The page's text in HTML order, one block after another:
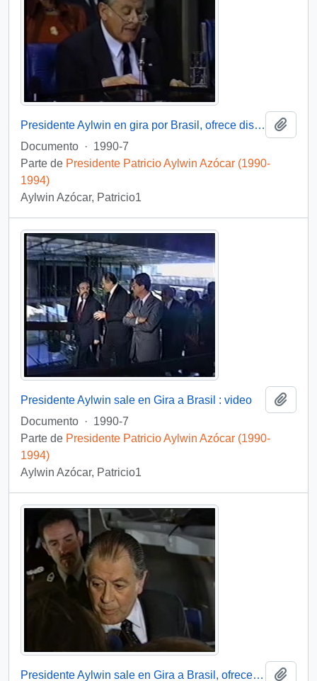
Presidente Aylwin en gira por Brasil, ofrece discurso : video
Documento · 1990-7
Parte de Presidente Patricio Aylwin Azócar (1990-
1994)
Aylwin Azócar, Patricio1
Presidente Aylwin sale en Gira a Brasil : video
Documento · 1990-7
Parte de Presidente Patricio Aylwin Azócar (1990-
1994)
Aylwin Azócar, Patricio1
Presidente Aylwin sale en Gira a Brasil, ofrece entrevista : video